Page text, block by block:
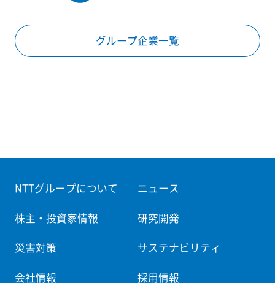
グループ企業一覧
NTTグループについて ニュース
株主・投資家情報 研究開発
災害対策 サステナビリティ
会社情報 採用情報